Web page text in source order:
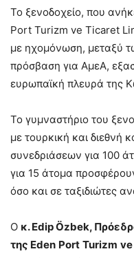
Το ξενοδοχείο, που
Port Turizm ve Ticaret
με ηχομόνωση, μεταξύ
πρόσβαση για ΑμεΑ,
ευρωπαϊκή πλευρά της
Το γυμναστήριο του
με τουρκική και διεθνή
συνεδριάσεων για 100
για 15 άτομα
όσο και σε ταξιδιώτες
Ο κ. Edip Özbek,
της Eden Port Turizm ve